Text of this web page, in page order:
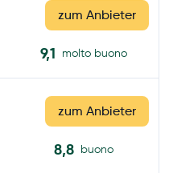
zum Anbieter
9,1 molto buono
zum Anbieter
8,8 buono